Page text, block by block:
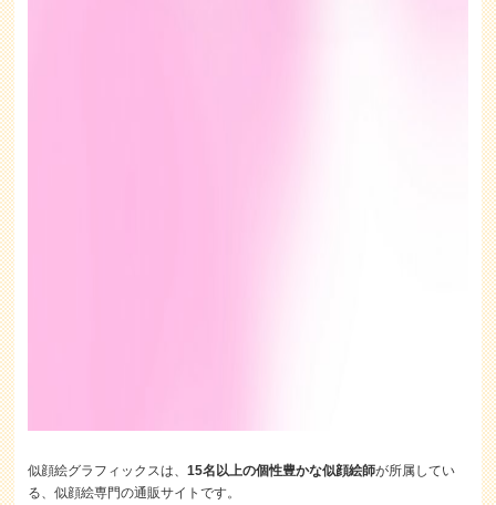
似顔絵グラフィックスは、15名以上の個性豊かな似顔絵師が所属してい
る、似顔絵専門の通販サイトです。